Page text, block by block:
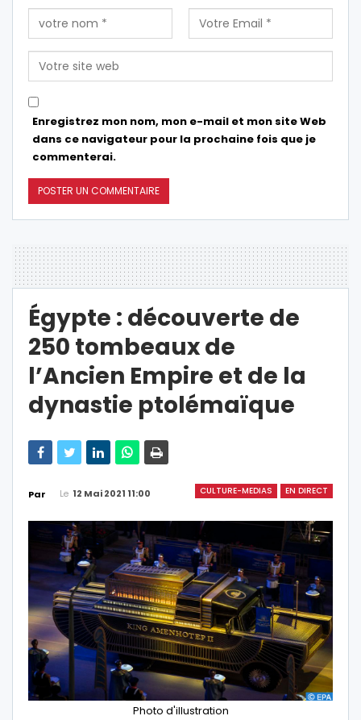
Enregistrez mon nom, mon e-mail et mon site Web
dans ce navigateur pour la prochaine fois que je
commenterai.
Égypte : découverte de
250 tombeaux de
l’Ancien Empire et de la
dynastie ptolémaïque
CULTURE-MEDIAS EN DIRECT
Par Le 12 Mai 2021 11:00
Photo d'illustration